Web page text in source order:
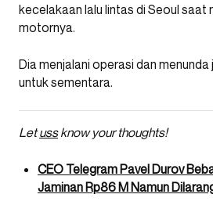
kecelakaan lalu lintas di Seoul saat
motornya.
Dia menjalani operasi dan
untuk sementara.
Letussknow your thoughts!
CEO Telegram Pavel Durov
Jaminan Rp86 M Namun